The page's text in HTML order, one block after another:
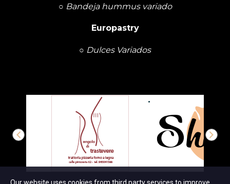
○ Bandeja hummus variado
Europastry
○ Dulces Variados